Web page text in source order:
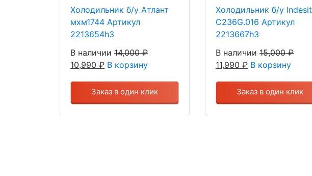
Холодильник б/у Атлант
мхм1744 Артикул
2213654h3
В наличии 14,000₽
10,990 ₽ В корзину
Заказ в один клик
Холодильник б/у Indesit
C236G.016 Артикул
2213667h3
В наличии 15,000₽
11,990 ₽ В корзину
Заказ в один клик